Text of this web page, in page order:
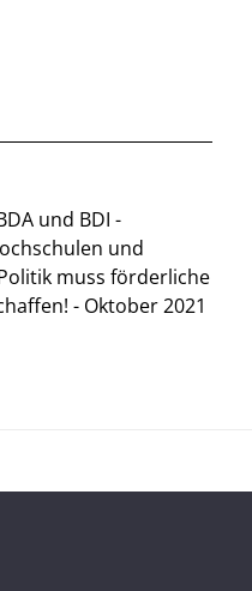
und BDI -
und
muss förderliche
- Oktober 2021